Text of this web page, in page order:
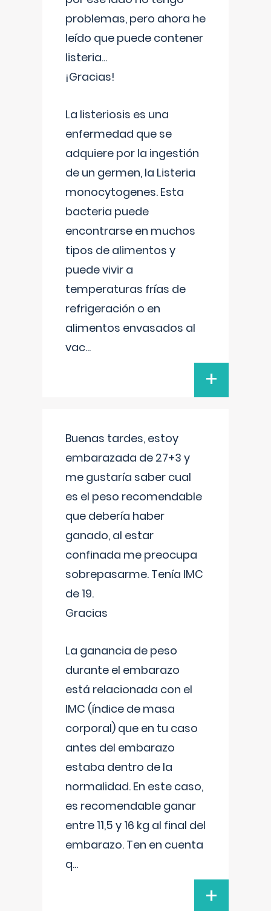
problemas, pero ahora he
leído que puede contener
listeria...
¡Gracias!
La listeriosis es una
enfermedad que se
adquiere por la ingestión
de un germen, la Listeria
monocytogenes. Esta
bacteria puede
encontrarse en muchos
tipos de alimentos y
puede vivir a
temperaturas frías de
refrigeración o en
alimentos envasados al
vac...
+
Buenas tardes, estoy
embarazada de 27+3 y
me gustaría saber cual
es el peso recomendable
que debería haber
ganado, al estar
confinada me preocupa
sobrepasarme. Tenía IMC
de 19.
Gracias
La ganancia de peso
durante el embarazo
está relacionada con el
IMC (índice de masa
corporal) que en tu caso
antes del embarazo
estaba dentro de la
normalidad. En este caso,
es recomendable ganar
entre 11,5 y 16 kg al final del
embarazo. Ten en cuenta
q...
+